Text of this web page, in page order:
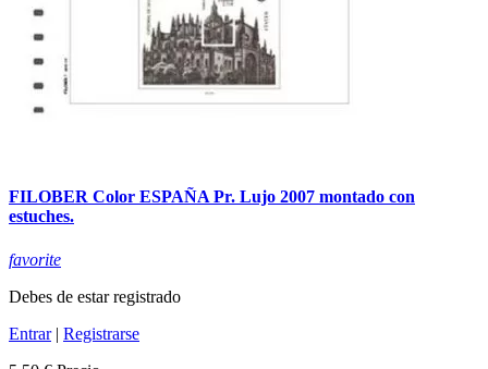
FILOBER Color ESPAÑA Pr. Lujo 2007 montado con
estuches.
favorite
Debes de estar registrado
Entrar| Registrarse